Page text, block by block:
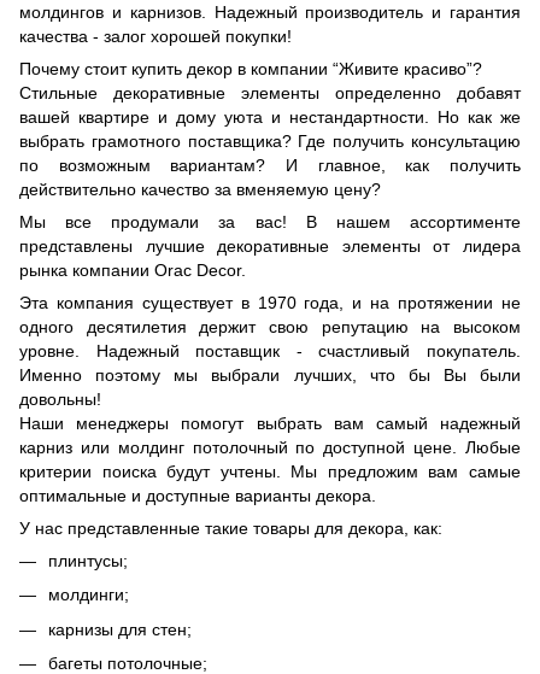
молдингов и карнизов. Надежный производитель и гарантия
качества - залог хорошей покупки!
Почему стоит купить декор в компании “Живите красиво”?
Стильные декоративные элементы определенно добавят
вашей квартире и дому уюта и нестандартности. Но как же
выбрать грамотного поставщика? Где получить консультацию
по возможным вариантам? И главное, как получить
действительно качество за вменяемую цену?
Мы все продумали за вас! В нашем ассортименте
представлены лучшие декоративные элементы от лидера
рынка компании Orac Decor.
Эта компания существует в 1970 года, и на протяжении не
одного десятилетия держит свою репутацию на высоком
уровне. Надежный поставщик - счастливый покупатель.
Именно поэтому мы выбрали лучших, что бы Вы были
довольны!
Наши менеджеры помогут выбрать вам самый надежный
карниз или молдинг потолочный по доступной цене. Любые
критерии поиска будут учтены. Мы предложим вам самые
оптимальные и доступные варианты декора.
У нас представленные такие товары для декора, как:
плинтусы;
молдинги;
карнизы для стен;
багеты потолочные;